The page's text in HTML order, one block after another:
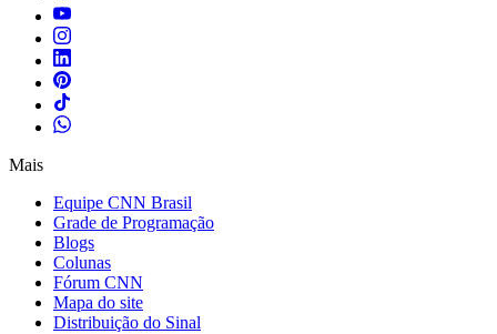
Mais
Equipe CNN Brasil
Grade de Programação
Blogs
Colunas
Fórum CNN
Mapa do site
Distribuição do Sinal